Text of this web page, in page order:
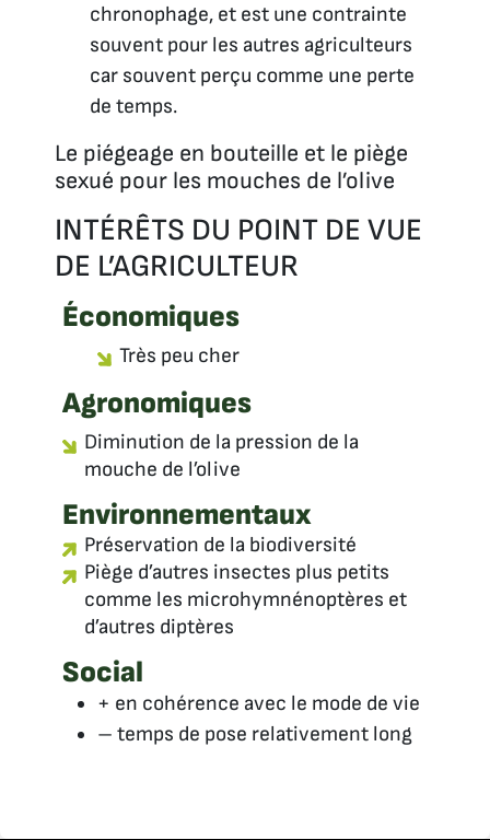
chronophage, et est une contrainte
souvent pour les autres agriculteurs
car souvent perçu comme une perte
de temps.
Le piégeage en bouteille et le piège
sexué pour les mouches de l’olive
INTÉRÊTS DU POINT DE VUE
DE L’AGRICULTEUR
Économiques
Très peu cher
Agronomiques
Diminution de la pression de la
mouche de l’olive
Environnementaux
Préservation de la biodiversité
Piège d’autres insectes plus petits
comme les microhymnénoptères et
d’autres diptères
Social
+ en cohérence avec le mode de vie
– temps de pose relativement long